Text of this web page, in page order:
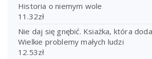
Historia o niemym wole
11.32zł
Nie daj się gnębić. Ksiażka, która
Wielkie problemy małych ludzi
12.53zł